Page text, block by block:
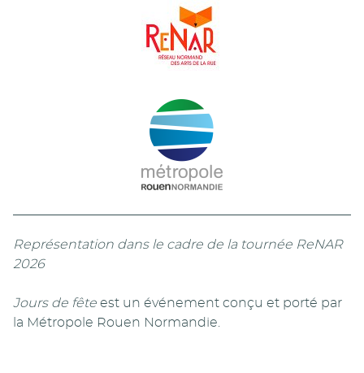
Représentation dans le cadre de la tournée ReNAR
2026
Jours de fête est un événement conçu et porté par
la Métropole Rouen Normandie.